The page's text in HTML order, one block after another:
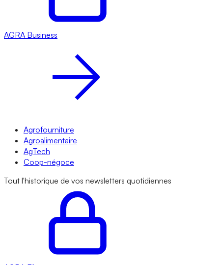
AGRA Business
Agrofourniture
Agroalimentaire
AgTech
Coop-négoce
Tout l'historique de vos newsletters quotidiennes